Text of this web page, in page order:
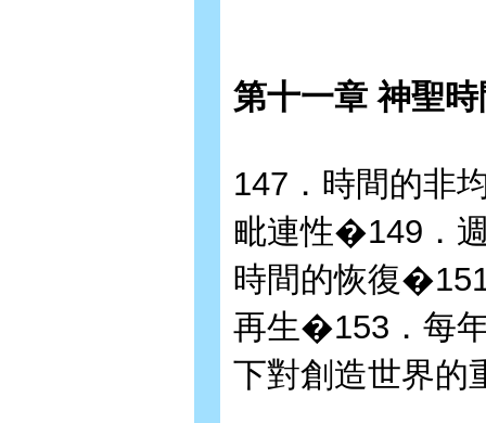
第十一章 神聖
147．時間的非
毗連性�149．
時間的恢復
再生�153．每
下對創造世界